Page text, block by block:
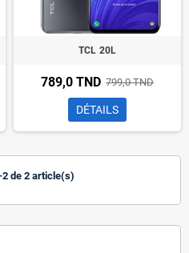
TCL 20L
789,0 TND 799,0 TND
DÉTAILS
de 2 article(s)